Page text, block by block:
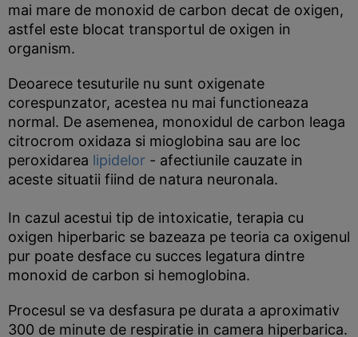
mai mare de monoxid de carbon decat de oxigen,
astfel este blocat transportul de oxigen in
organism.
Deoarece tesuturile nu sunt oxigenate
corespunzator, acestea nu mai functioneaza
normal. De asemenea, monoxidul de carbon leaga
citrocrom oxidaza si mioglobina sau are loc
peroxidarea lipidelor - afectiunile cauzate in
aceste situatii fiind de natura neuronala.
In cazul acestui tip de intoxicatie, terapia cu
oxigen hiperbaric se bazeaza pe teoria ca oxigenul
pur poate desface cu succes legatura dintre
monoxid de carbon si hemoglobina.
Procesul se va desfasura pe durata a aproximativ
300 de minute de respiratie in camera hiperbarica.